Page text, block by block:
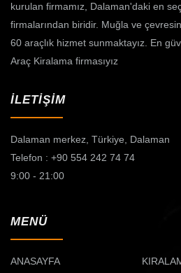
kurulan firmamız, Dalaman'daki en
firmalarından biridir. Muğla ve
60 araçlık hizmet sunmaktayız. En
Araç Kiralama firmasıyız
İLETİŞİM
Dalaman merkez, Türkiye, Dalaman
Telefon : +90 554 242 74 74
9:00 - 21:00
MENÜ
ANASAYFA